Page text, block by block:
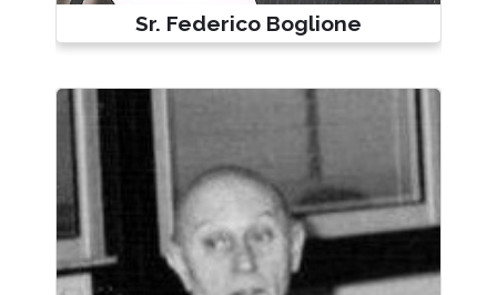
Sr. Federico Boglione